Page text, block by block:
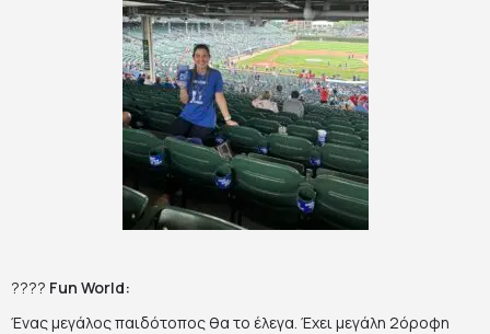
???? Fun World:
Ένας μεγάλος παιδότοπος θα το έλεγα. Έχει μεγάλη 2όροφη